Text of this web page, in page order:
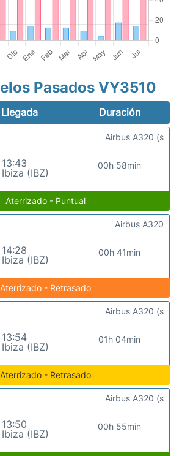
Pasados VY3510
Llegada
Duración
13:43
Ibiza (IBZ)
00h 58min
Airbus A320 (s
Aterrizado - Puntual
14:28
Ibiza (IBZ)
00h 41min
Airbus A320
Aterrizado - Retrasado
13:54
Ibiza (IBZ)
01h 04min
Airbus A320 (s
Aterrizado - Retrasado
13:50
Ibiza (IBZ)
00h 55min
Airbus A320 (s